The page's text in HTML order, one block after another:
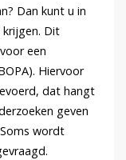
Dan kunt u in
krijgen. Dit
een
Hiervoor
dat hangt
geven
wordt